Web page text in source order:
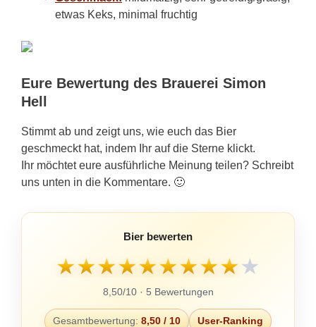
etwas Keks, minimal fruchtig
Eure Bewertung des Brauerei Simon
Hell
Stimmt ab und zeigt uns, wie euch das Bier
geschmeckt hat, indem Ihr auf die Sterne klickt.
Ihr möchtet eure ausführliche Meinung teilen? Schreibt
uns unten in die Kommentare. 🙂
Bier bewerten
★★★★★★★★★★
8,50/10 · 5 Bewertungen
Gesamtbewertung: 8,50 / 10 User-Ranking